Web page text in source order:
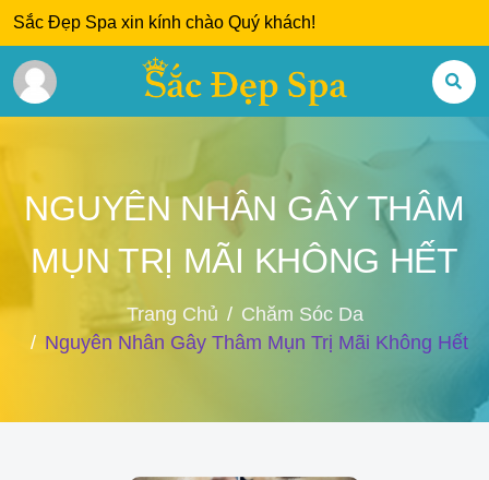
Sắc Đẹp Spa xin kính chào Quý khách!
NGUYÊN NHÂN GÂY THÂM
MỤN TRỊ MÃI KHÔNG HẾT
Trang Chủ
Chăm Sóc Da
Nguyên Nhân Gây Thâm Mụn Trị Mãi Không Hết